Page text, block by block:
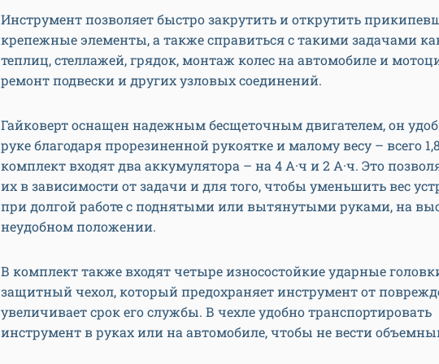
Инструмент позволяет быстро закрутить и открутить
крепежные элементы, а также справиться с такими задачами
теплиц, стеллажей, грядок, монтаж колес на автомобиле и
ремонт подвески и других узловых соединений.
Гайковерт оснащен надежным бесщеточным двигателем, он
руке благодаря прорезиненной рукоятке и малому весу – всего
комплект входят два аккумулятора – на 4 А·ч и 2 А·ч. Это
их в зависимости от задачи и для того, чтобы уменьшить вес
при долгой работе с поднятыми или вытянутыми руками, на
неудобном положении.
В комплект также входят четыре износостойкие ударные
защитный чехол, который предохраняет инструмент от
увеличивает срок его службы. В чехле удобно транспортировать
инструмент в руках или на автомобиле, чтобы не вести